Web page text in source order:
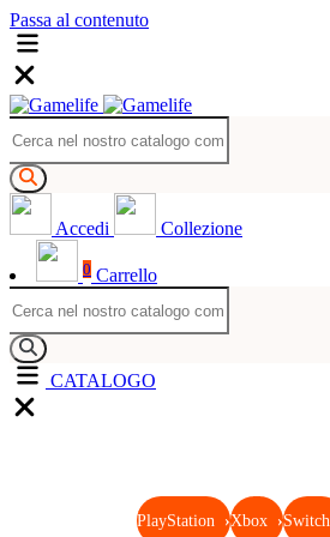
Passa al contenuto
Accedi Collezione
0 Carrello
CATALOGO
PlayStation ›Xbox ›Switch